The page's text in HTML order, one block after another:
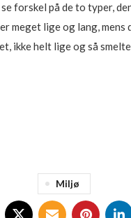
forskel på de to typer,
meget lige og lang, mens
ikke helt lige og så
Miljø